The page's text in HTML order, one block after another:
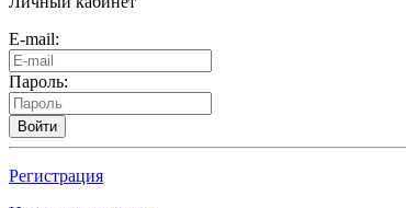
E-mail:
Пароль:
Войти
Регистрация